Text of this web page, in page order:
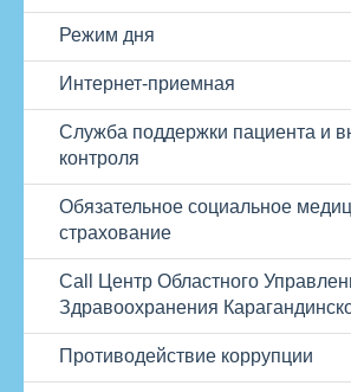
Режим дня
Интернет-приемная
Служба поддержки пациента и
контроля
Обязательное социальное
страхование
Call Центр Областного
Здравоохранения
Противодействие коррупции